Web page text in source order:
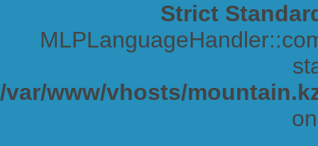
Strict
/var/www/vhosts/